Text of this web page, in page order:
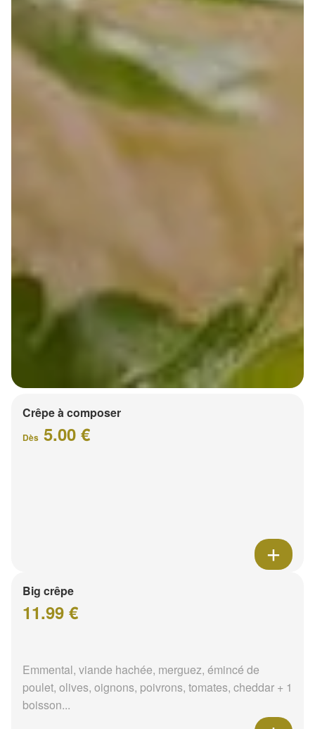
Crêpe à composer
Dès 5.00 €
Big crêpe
11.99 €
Emmental, viande hachée, merguez, émincé de
poulet, olives, oignons, poivrons, tomates, cheddar + 1
boisson...